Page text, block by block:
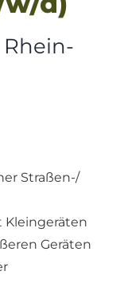
Straßen-/
Kleingeräten
Geräten